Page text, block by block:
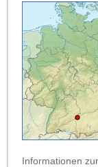
Informationen